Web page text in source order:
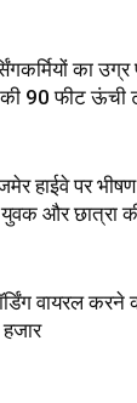
का
90 फीट ऊंची
हाईवे पर भीषण
और छात्रा
वायरल